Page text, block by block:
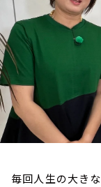
毎回人生の大き